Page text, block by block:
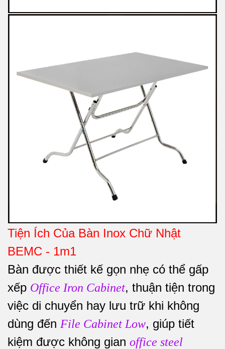
Tiện Ích Của Bàn Inox Chữ Nhật
BEMC - 1m1
Bàn được thiết kế gọn nhẹ có thể gấp
xếp Office Iron Cabinet, thuận tiện trong
việc di chuyển hay lưu trữ khi không
dùng đến File Cabinet Low, giúp tiết
kiệm được không gian office steel